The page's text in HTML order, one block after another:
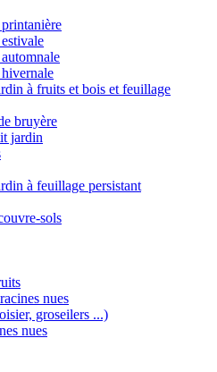
à fruits et bois et feuillage
bruyère
jardin
à feuillage persistant
sols
nues
groseilers ...)
nues